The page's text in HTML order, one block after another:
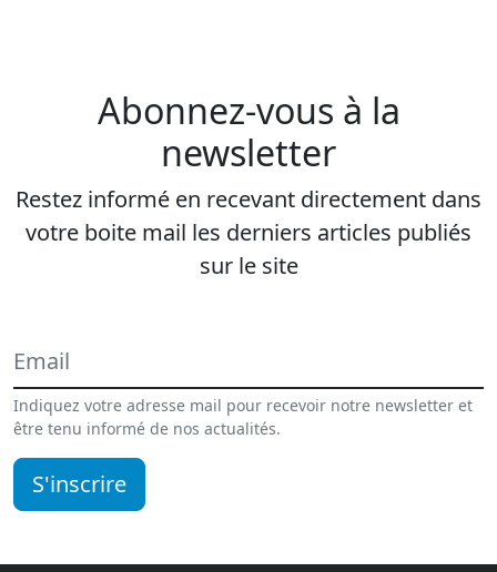
Abonnez-vous à la
newsletter
Restez informé en recevant directement dans
votre boite mail les derniers articles publiés
sur le site
Indiquez votre adresse mail pour recevoir notre newsletter et
être tenu informé de nos actualités.
S'inscrire